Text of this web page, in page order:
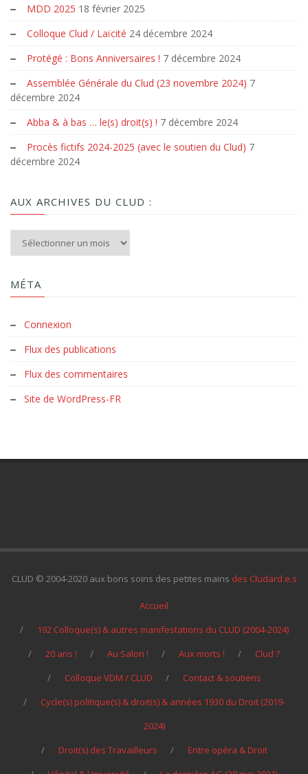
MDD 2025 18 février 2025
Colloque Clud / Laïcité 24 décembre 2024
Protégé : Bons Anniversaires ! 7 décembre 2024
Assemblée Générale du Clud (23 novembre 2024) 7
décembre 2024
Abba & à bas … le(s) droit(s) ! 7 décembre 2024
Procès fictifs 2024-2025 (avec le soutien du Clud) 7
décembre 2024
AUX ARCHIVES DU CLUD :
Aux archives du Clud :
MÉTA
Connexion
Flux des publications
Flux des commentaires
Site de WordPress-FR
CLUD © 2004-2020 aux bons soins des petites mains des Cludard.e.s
Accueil
192 Colloque(s) & autres manifestations du CLUD (2004-2024)
20 ans !
Au Salon ! Aux morts !
Clud ?
Colloque VDM / CLUD
Contact & soutiens
Cycle(s) politique(s) & droit(s) & années 1930 du Droit (2019-
2024)
Droit(s) des Travailleurs
Entre opéra & Droit